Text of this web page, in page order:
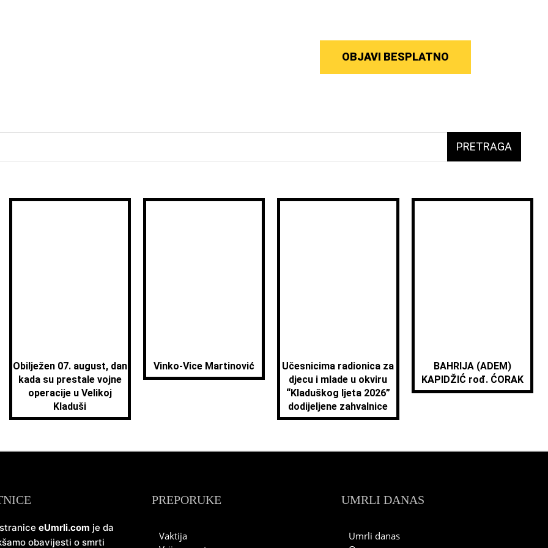
OBJAVI BESPLATNO
PRETRAGA
Obilježen 07. august, dan
kada su prestale vojne
operacije u Velikoj
Kladuši
Vinko-Vice Martinović
Učesnicima radionica za
djecu i mlade u okviru
“Kladuškog ljeta 2026”
dodijeljene zahvalnice
BAHRIJA (ADEM)
KAPIDŽIĆ rođ. ĆORAK
eUmrli.com je da
obavijesti o smrti
PREPORUKE
Vaktija
UMRLI DANAS
Umrli danas